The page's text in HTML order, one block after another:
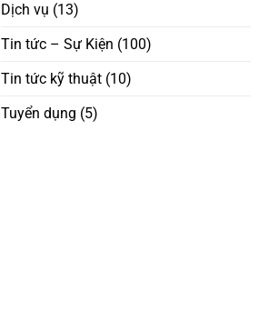
Dịch vụ (13)
Tin tức – Sự Kiện (100)
Tin tức kỹ thuật (10)
Tuyển dụng (5)